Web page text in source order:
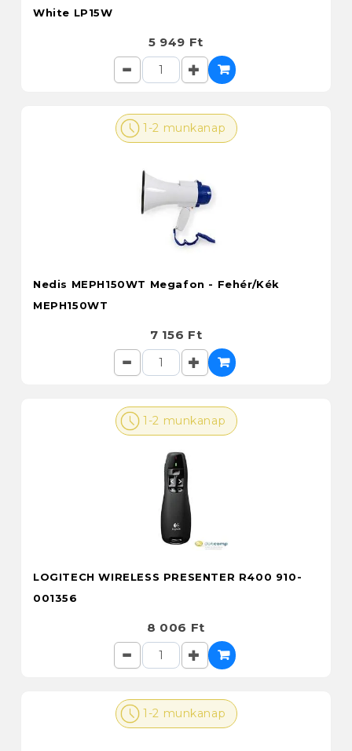
White LP15W
5 949 Ft
1-2 munkanap
Nedis MEPH150WT Megafon - Fehér/Kék
MEPH150WT
7 156 Ft
1-2 munkanap
LOGITECH WIRELESS PRESENTER R400 910-
001356
8 006 Ft
1-2 munkanap